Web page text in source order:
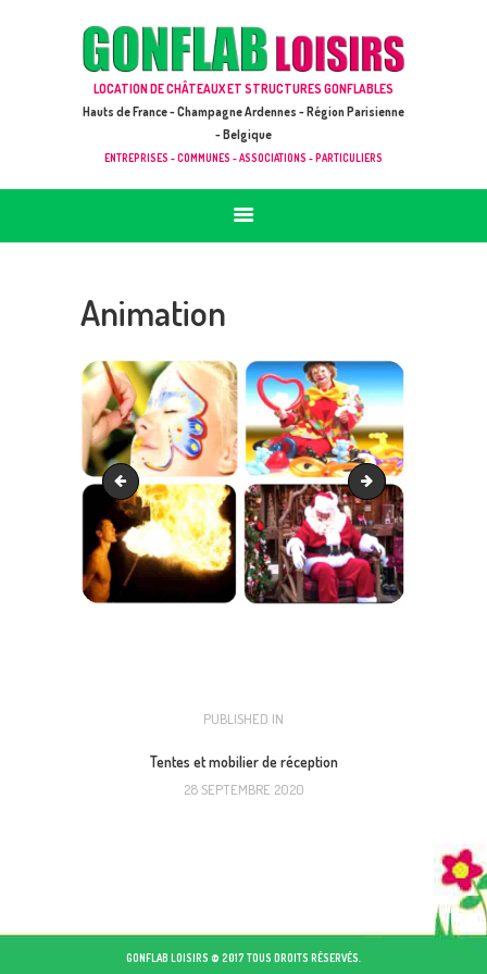
LOCATION DE CHÂTEAUX ET STRUCTURES GONFLABLES
Hauts de France - Champagne Ardennes - Région Parisienne
- Belgique
ENTREPRISES - COMMUNES - ASSOCIATIONS - PARTICULIERS
GONFLAB LOISIRS
ACCUEIL
JEUX À LOUER & PRESTATIONS
CATALOGUE / TARIF
DEMANDE DE DEVIS (SOUS 24H)
Animation
Transat Parasol 1
NAVIGATION
PUBLISHED IN
Tentes et mobilier de réception
28 SEPTEMBRE 2020
GONFLAB LOISIRS © 2017 TOUS DROITS RÉSERVÉS.